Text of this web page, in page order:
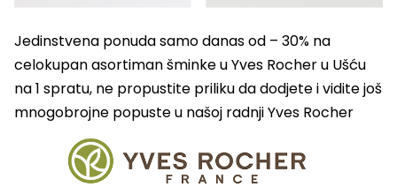
Jedinstvena ponuda samo danas od – 30% na
celokupan asortiman šminke u Yves Rocher u Ušću
na 1 spratu, ne propustite priliku da dodjete i vidite još
mnogobrojne popuste u našoj radnji Yves Rocher